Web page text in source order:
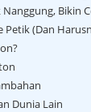
Bikin
(Dan
Dunia Lain